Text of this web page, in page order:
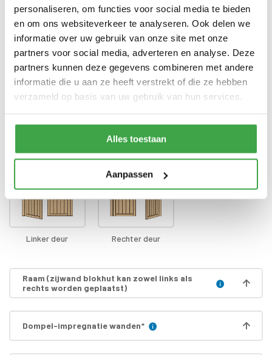
personaliseren, om functies voor social media te bieden
en om ons websiteverkeer te analyseren. Ook delen we
informatie over uw gebruik van onze site met onze
partners voor social media, adverteren en analyse. Deze
partners kunnen deze gegevens combineren met andere
informatie die u aan ze heeft verstrekt of die ze hebben
verzameld op basis van uw gebruik van hun services.
Alles toestaan
Aanpassen
Doorloophoogte deur 188 cm
Bevestigingsmaterialen
Alle bevestigingsmaterialen
zijn inbegrepen
Transport
Gratis thuisbezorgd - In
Nederland
Positie klink*
Linker deur Rechter deur
Raam (zijwand blokhut kan zowel links als
rechts worden geplaatst)
Dompel-impregnatie wanden*